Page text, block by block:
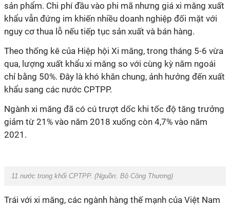
sản phẩm. Chi phí đầu vào phi mã nhưng giá xi măng xuất
khẩu vẫn đứng im khiến nhiều doanh nghiệp đối mặt với
nguy cơ thua lỗ nếu tiếp tục sản xuất và bán hàng.
Theo thống kê của Hiệp hội Xi măng, trong tháng 5-6 vừa
qua, lượng xuất khẩu xi măng so với cùng kỳ năm ngoái
chỉ bằng 50%. Đây là khó khăn chung, ảnh hưởng đến xuất
khẩu sang các nước CPTPP.
Ngành xi măng đã có cú trượt dốc khi tốc độ tăng trưởng
giảm từ 21% vào năm 2018 xuống còn 4,7% vào năm
2021.
11 nước trong khối CPTPP. (Nguồn: Bộ Công Thương)
Trái với xi măng, các ngành hàng thế mạnh của Việt Nam